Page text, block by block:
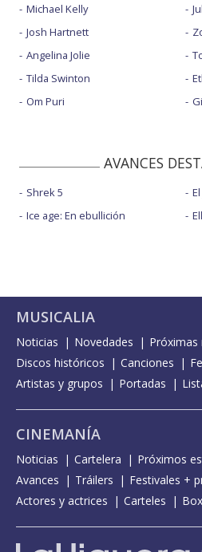
Michael Kelly
Josh Hartnett
Angelina Jolie
Tilda Swinton
Om Puri
AVANCES
Shrek 5
Ice age: En ebullición
MUSICALIA
Noticias Novedades
Próximas
Discos históricos
Canciones
Artistas y grupos
Portadas
CINEMANÍA
Noticias Cartelera Próximos
Avances
Tráilers
Festivales +
Actores y actrices
Carteles